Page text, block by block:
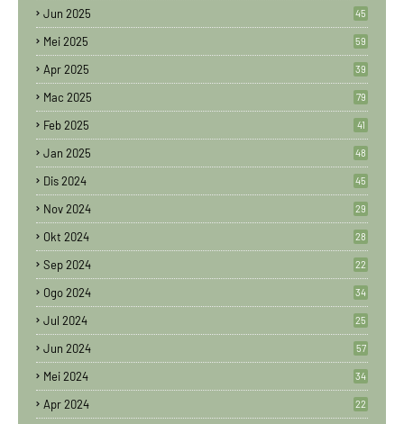
Jun 2025 45
Mei 2025 59
Apr 2025 39
Mac 2025 79
Feb 2025 41
Jan 2025 48
Dis 2024 45
Nov 2024 29
Okt 2024 28
Sep 2024 22
Ogo 2024 34
Jul 2024 25
Jun 2024 57
Mei 2024 34
Apr 2024 22